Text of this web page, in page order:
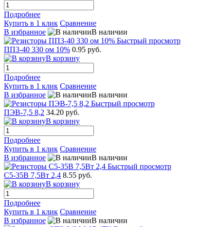
Подробнее
Купить в 1 клик Сравнение
В избранное
В наличии
Быстрый просмотр
ПП3-40 330 ом 10% 0.95 руб.
В корзину
Подробнее
Купить в 1 клик Сравнение
В избранное
В наличии
Быстрый просмотр
ПЭВ-7,5 8,2 34.20 руб.
В корзину
Подробнее
Купить в 1 клик Сравнение
В избранное
В наличии
Быстрый просмотр
С5-35В 7,5Вт 2,4 8.55 руб.
В корзину
Подробнее
Купить в 1 клик Сравнение
В избранное
В наличии